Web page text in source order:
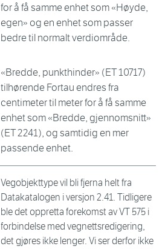
for å få samme enhet som «Høyde,
egen» og en enhet som passer
bedre til normalt verdiområde.
«Bredde, punkthinder» (ET 10717)
tilhørende Fortau endres fra
centimeter til meter for å få samme
enhet som «Bredde, gjennomsnitt»
(ET 2241), og samtidig en mer
passende enhet.
Vegobjekttype vil bli fjerna helt fra
Datakatalogen i versjon 2.41. Tidligere
ble det oppretta forekomst av VT 575 i
forbindelse med vegnettsredigering,
det gjøres ikke lenger. Vi ser derfor ikke